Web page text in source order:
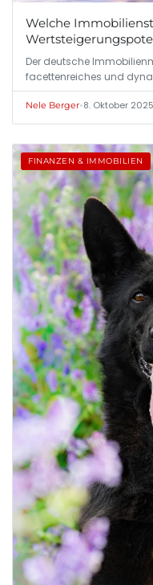
Welche
Der deutsche
facettenreiches und
Nele Berger•8. Oktober 2025
FINANZEN & IMMOBILIEN